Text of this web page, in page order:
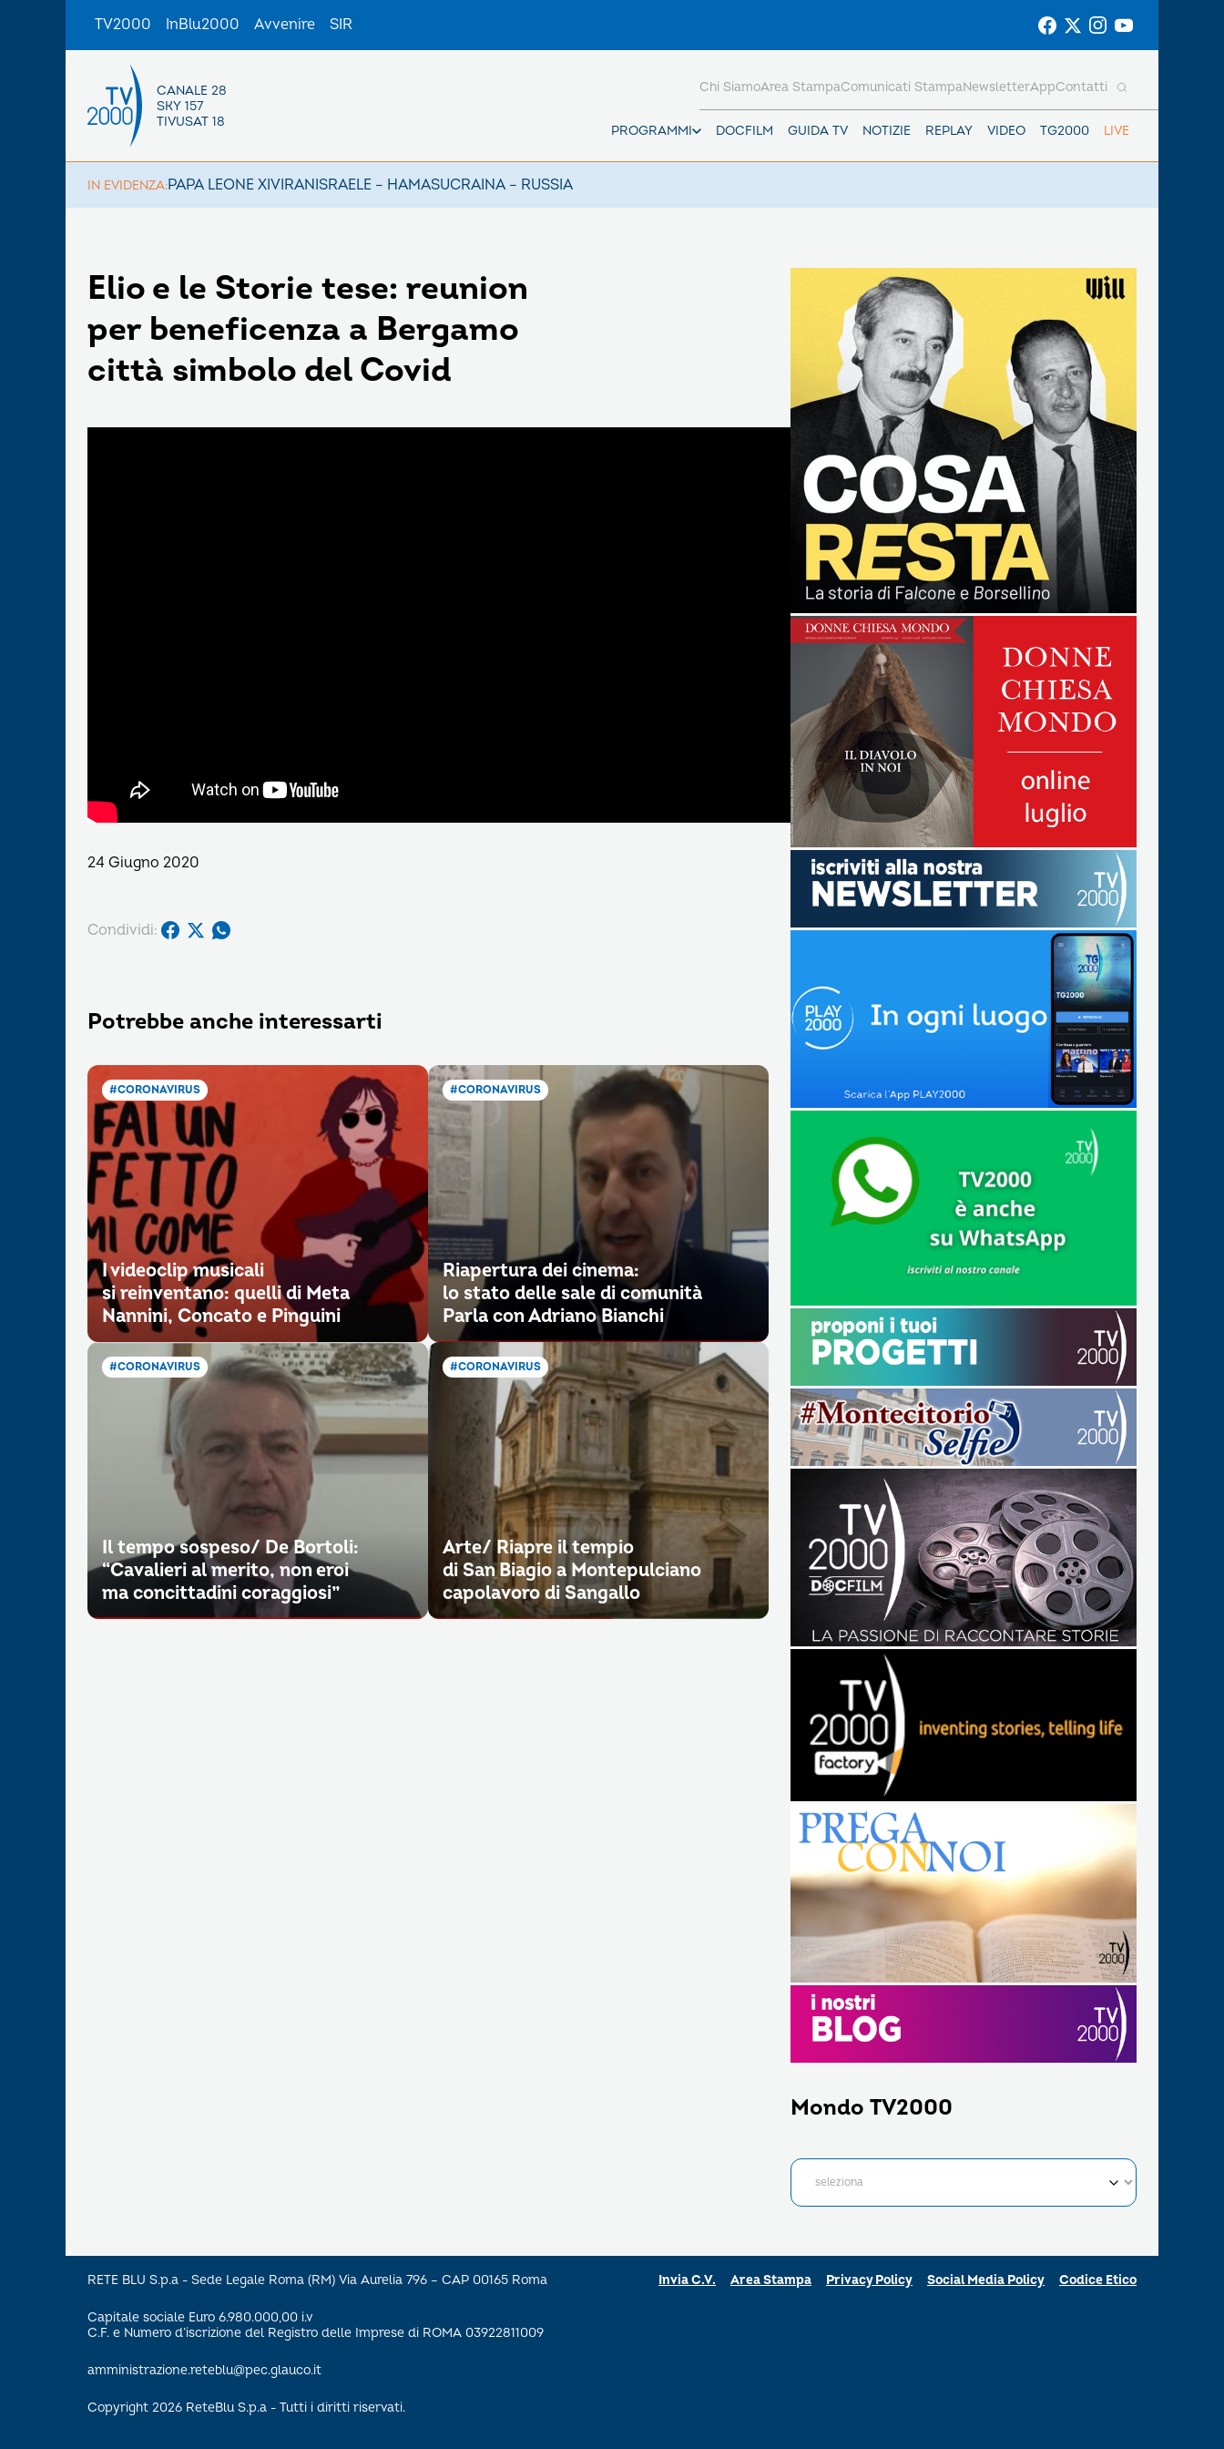
TV2000 InBlu2000 Avvenire SIR
CANALE 28
SKY 157
TIVUSAT 18
PROGRAMMI DOCFILM GUIDA TV NOTIZIE REPLAY VIDEO TG2000 LIVE
Chi SiamoArea StampaComunicati StampaNewsletterAppContatti
IN EVIDENZA:PAPA LEONE XIVIRANISRAELE – HAMASUCRAINA – RUSSIA
Elio e le Storie tese: reunion
per beneficenza a Bergamo
città simbolo del Covid
24 Giugno 2020
Condividi:
Potrebbe anche interessarti
#CORONAVIRUS
I videoclip musicali
si reinventano: quelli di Meta
Nannini, Concato e Pinguini
#CORONAVIRUS
Riapertura dei cinema:
lo stato delle sale di comunità
Parla con Adriano Bianchi
#CORONAVIRUS
Il tempo sospeso/ De Bortoli:
“Cavalieri al merito, non eroi
ma concittadini coraggiosi”
#CORONAVIRUS
Arte/ Riapre il tempio
di San Biagio a Montepulciano
capolavoro di Sangallo
Mondo TV2000
RETE BLU S.p.a - Sede Legale Roma (RM) Via Aurelia 796 – CAP 00165 Roma
Capitale sociale Euro 6.980.000,00 i.v
C.F. e Numero d’iscrizione del Registro delle Imprese di ROMA 03922811009
amministrazione.reteblu@pec.glauco.it
Copyright 2026 ReteBlu S.p.a - Tutti i diritti riservati.
Invia C.V. Area Stampa Privacy Policy Social Media Policy Codice Etico